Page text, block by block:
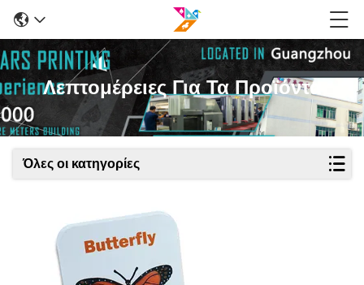
Λεπτομέρειες Για Τα Προϊόντα
Όλες οι κατηγορίες